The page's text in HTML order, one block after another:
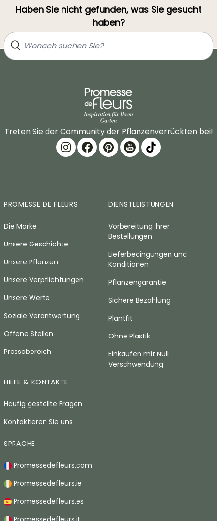
Haben Sie nicht gefunden, was Sie gesucht
haben?
Treten Sie der Community der Pflanzenverrückten bei!
PROMESSE DE FLEURS
Die Marke
Unsere Geschichte
Unsere Pflanzen
Unsere Verpflichtungen
Unsere Werte
Soziale Verantwortung
Offene Stellen
Pressebereich
DIENSTLEISTUNGEN
Vorbereitung Ihrer
Bestellungen
Lieferbedingungen und
Konditionen
Pflanzengarantie
Sichere Bezahlung
Plantfit
Ohne Plastik
Einkaufen mit Null
Verschwendung
HILFE & KONTAKTE
Häufig gestellte Fragen
Kontaktieren Sie uns
SPRACHE
Promessedefleurs.com
Promessedefleurs.ie
Promessedefleurs.es
Promessedefleurs.it